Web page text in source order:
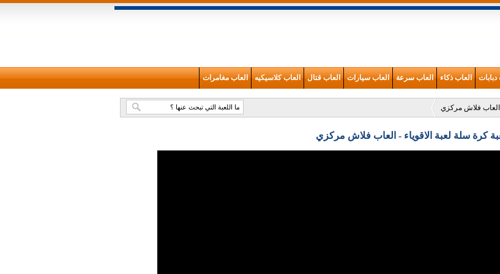
دبابات العاب ذكاء العاب سرعة العاب سيارات العاب قتال العاب كلاسيكيه العاب مغامرات
- العاب فلاش مركزي
كرة سلة لعبة الاقوياء - العاب فلاش مركزي